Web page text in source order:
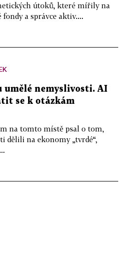
útoků, které mířily na
a správce aktiv....
umělé nemyslivosti. AI
se k otázkám
na tomto místě psal o tom,
dělili na ekonomy „tvrdé“,